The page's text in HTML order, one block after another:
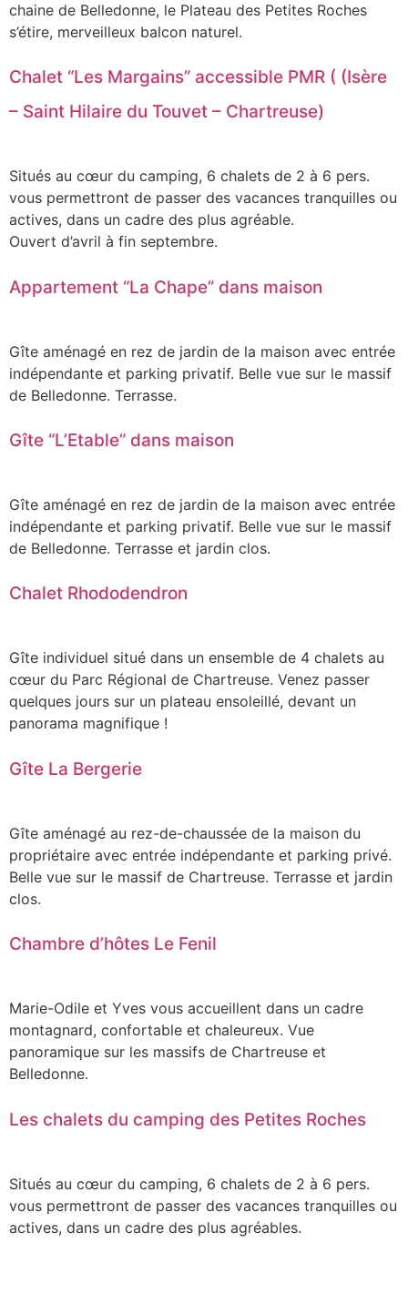
chaine de Belledonne, le Plateau des Petites Roches
s’étire, merveilleux balcon naturel.
Chalet “Les Margains” accessible PMR ( (Isère
– Saint Hilaire du Touvet – Chartreuse)
Situés au cœur du camping, 6 chalets de 2 à 6 pers.
vous permettront de passer des vacances tranquilles ou
actives, dans un cadre des plus agréable.
Ouvert d’avril à fin septembre.
Appartement “La Chape” dans maison
Gîte aménagé en rez de jardin de la maison avec entrée
indépendante et parking privatif. Belle vue sur le massif
de Belledonne. Terrasse.
Gîte “L’Etable” dans maison
Gîte aménagé en rez de jardin de la maison avec entrée
indépendante et parking privatif. Belle vue sur le massif
de Belledonne. Terrasse et jardin clos.
Chalet Rhododendron
Gîte individuel situé dans un ensemble de 4 chalets au
cœur du Parc Régional de Chartreuse. Venez passer
quelques jours sur un plateau ensoleillé, devant un
panorama magnifique !
Gîte La Bergerie
Gîte aménagé au rez-de-chaussée de la maison du
propriétaire avec entrée indépendante et parking privé.
Belle vue sur le massif de Chartreuse. Terrasse et jardin
clos.
Chambre d’hôtes Le Fenil
Marie-Odile et Yves vous accueillent dans un cadre
montagnard, confortable et chaleureux. Vue
panoramique sur les massifs de Chartreuse et
Belledonne.
Les chalets du camping des Petites Roches
Situés au cœur du camping, 6 chalets de 2 à 6 pers.
vous permettront de passer des vacances tranquilles ou
actives, dans un cadre des plus agréables.